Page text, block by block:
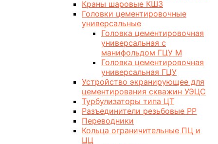
Краны шаровые КШЗ
Головки цементировочные
универсальные
Головка цементировочная
универсальная с
манифольдом ГЦУ М
Головка цементировочная
универсальная ГЦУ
Устройство экранирующее для
цементирования скважин УЭЦС
Турбулизаторы типа ЦТ
Разъединители резьбовые РР
Переводники
Кольца ограничительные ПЦ и
ЦЦ